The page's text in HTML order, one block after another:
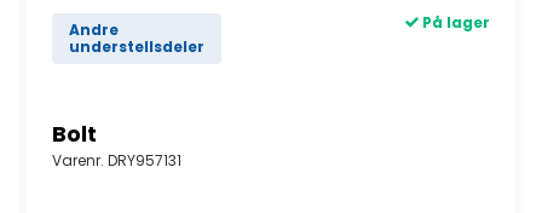
Andre
understellsdeler
På lager
Bolt
Varenr. DRY957131